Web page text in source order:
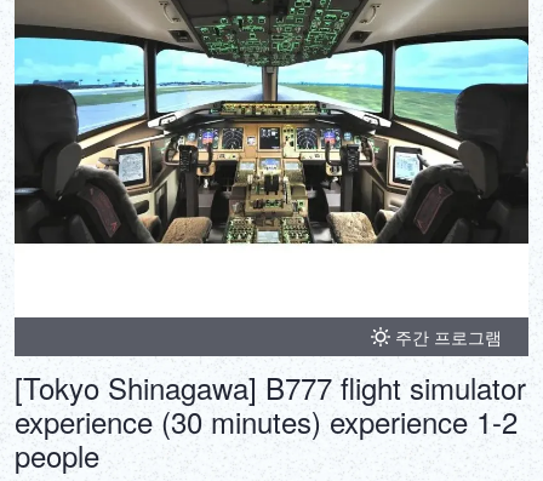
주간 프로그램
[Tokyo Shinagawa] B777 flight simulator
experience (30 minutes) experience 1-2
people